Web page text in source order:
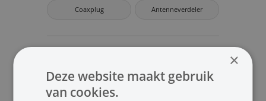
Coaxplug Antenneverdeler
×
Deze website maakt gebruik
van cookies.